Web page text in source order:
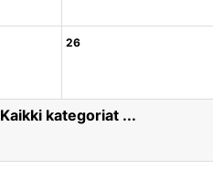
26
Kaikki kategoriat ...